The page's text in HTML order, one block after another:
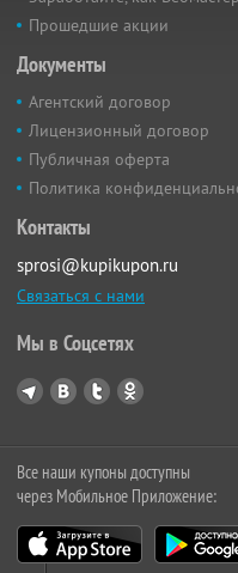
Прошедшие акции
Документы
Агентский договор
Лицензионный договор
Публичная оферта
Политика
Контакты
sprosi@kupikupon.ru
Связаться с нами
Мы в Соцсетях
Все наши купоны доступны
через Мобильное Приложение: